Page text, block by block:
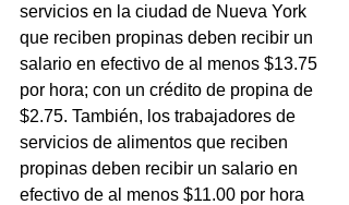
servicios en la ciudad de Nueva York
que reciben propinas deben recibir un
salario en efectivo de al menos $13.75
por hora; con un crédito de propina de
$2.75. También, los trabajadores de
servicios de alimentos que reciben
propinas deben recibir un salario en
efectivo de al menos $11.00 por hora